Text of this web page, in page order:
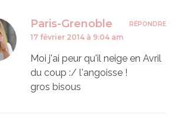
Paris-Grenoble
17 février 2014 à 9:04 am
Moi j'ai peur qu'il neige en Avril
du coup :/ l'angoisse !
gros bisous
RÉPONDRE